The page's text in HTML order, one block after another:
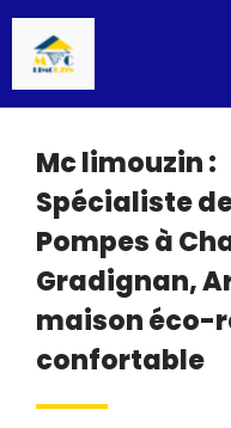
Passer
contenu
Mc limouzin :
Spécialiste
Pompes à
Gradignan,
maison éco-
confortable